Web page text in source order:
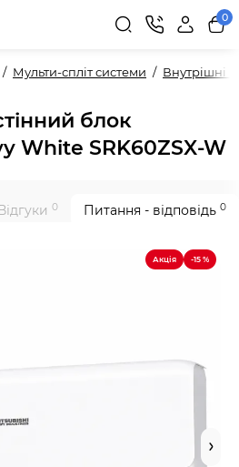
0
Мульти-спліт системи Внутрішні
блок
White SRK60ZSX-W
0 Питання - відповідь 0
Акція -15 %